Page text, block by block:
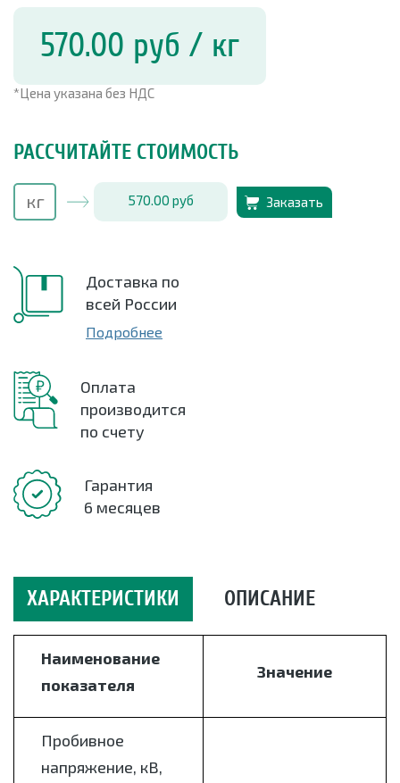
570.00 руб / кг
*Цена указана без НДС
РАССЧИТАЙТЕ СТОИМОСТЬ
570.00 руб Заказать
Доставка по
всей России
Подробнее
Оплата
производится
по счету
Гарантия
6 месяцев
ХАРАКТЕРИСТИКИ ОПИСАНИЕ
Наименование
показателя
Значение
Пробивное
напряжение, кВ,